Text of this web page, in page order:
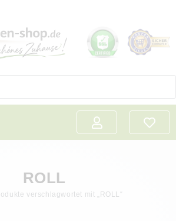
ROLL
verschlagwortet mit „ROLL“